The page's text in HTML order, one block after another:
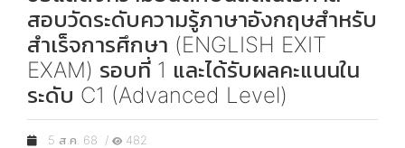
สอบวัดระดับความรู้ภาษาอังกฤษสำหรับ
สำเร็จการศึกษา (ENGLISH EXIT
EXAM) รอบที่ 1 และได้รับผลคะแนนใน
ระดับ C1 (Advanced Level)
5 ส.ค. 68 / 482